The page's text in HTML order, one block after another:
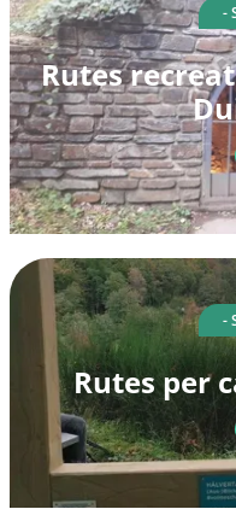
-
Rutes
-
Rutes per